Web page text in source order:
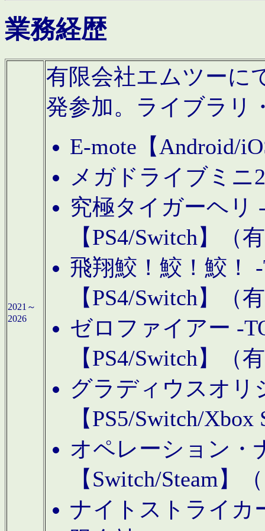
業務経歴
2021～
2026
有限会社エムツーに
発参加。ライブラリ
E-mote【Android/
メガドライブミニ
究極タイガーヘリ
【PS4/Switch】（
飛翔鮫！鮫！鮫！
【PS4/Switch】（
ゼロファイアー -
【PS4/Switch】（
グラディウスオリ
【PS5/Switch/
オペレーション・
【Switch/Steam】
ナイトストライカ